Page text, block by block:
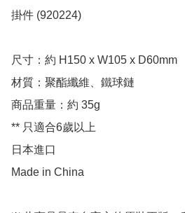
掛件 (920224)
尺寸：約 H150 x W105 x D60mm
材質：聚酯纖維、鐵球鏈
商品重量：約 35g
** 只適合6歲以上
日本進口
Made in China